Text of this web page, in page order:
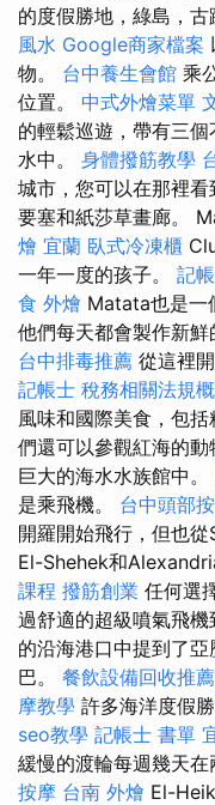
的度假勝地，綠島，古
風水 Google商家檔案
物。 台中養生會館 乘
位置。 中式外燴菜單
的輕鬆巡遊，帶有三
水中。 身體撥筋教學
城市，您可以在那裡
要塞和紙莎草畫廊。
燴 宜蘭 臥式冷凍櫃
一年一度的孩子。 記
食 外燴 Matata也是一
他們每天都會製作新鮮
台中排毒推薦 從這裡
記帳士 稅務相關法規
風味和國際美食，包
們還可以參觀紅海的
巨大的海水水族館中。
是乘飛機。 台中頭部
開羅開始飛行，但也從
El-Shehek和
課程 撥筋創業 任何選
過舒適的超級噴氣飛
的沿海港口中提到了
巴。 餐飲設備回收推薦
摩教學 許多海洋度假
seo教學 記帳士 書單
緩慢的渡輪每週幾天
按摩 台南 外燴 El-